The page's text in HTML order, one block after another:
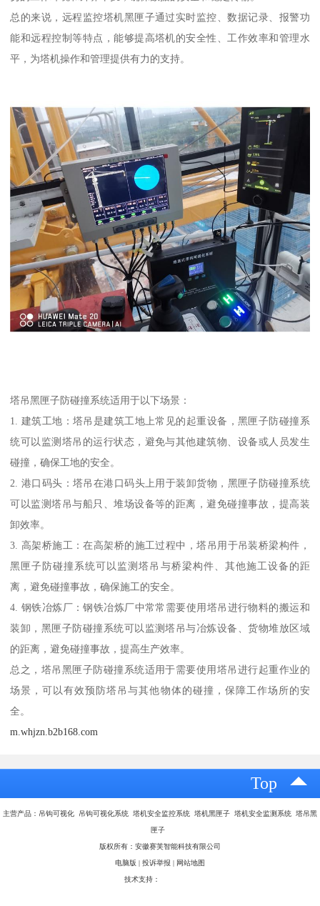
总的来说，远程监控塔机黑匣子通过实时监控、数据记录、报警功
能和远程控制等特点，能够提高塔机的安全性、工作效率和管理水
平，为塔机操作和管理提供有力的支持。
塔吊黑匣子防碰撞系统适用于以下场景：
1. 建筑工地：塔吊是建筑工地上常见的起重设备，黑匣子防碰撞系
统可以监测塔吊的运行状态，避免与其他建筑物、设备或人员发生
碰撞，确保工地的安全。
2. 港口码头：塔吊在港口码头上用于装卸货物，黑匣子防碰撞系统
可以监测塔吊与船只、堆场设备等的距离，避免碰撞事故，提高装
卸效率。
3. 高架桥施工：在高架桥的施工过程中，塔吊用于吊装桥梁构件，
黑匣子防碰撞系统可以监测塔吊与桥梁构件、其他施工设备的距
离，避免碰撞事故，确保施工的安全。
4. 钢铁冶炼厂：钢铁冶炼厂中常常需要使用塔吊进行物料的搬运和
装卸，黑匣子防碰撞系统可以监测塔吊与冶炼设备、货物堆放区域
的距离，避免碰撞事故，提高生产效率。
总之，塔吊黑匣子防碰撞系统适用于需要使用塔吊进行起重作业的
场景，可以有效预防塔吊与其他物体的碰撞，保障工作场所的安
全。
m.whjzn.b2b168.com
Top
主营产品：吊钩可视化 吊钩可视化系统 塔机安全监控系统 塔机黑匣子 塔机安全监测系统 塔吊黑
匣子
版权所有：安徽赛芙智能科技有限公司
电脑版 投诉举报 网站地图
技术支持：